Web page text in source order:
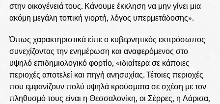
στην οικογένειά τους. Κάνουμε έκκληση να μην γίνει μια
ακόμη μεγάλη τοπική γιορτή, λόγος υπερμετάδοσης».
Όπως χαρακτηριστικά είπε ο κυβερνητικός εκπρόσωπος
συνεχίζοντας την ενημέρωση και αναφερόμενος στο
υψηλό επιδημιολογικό φορτίο, «ιδιαίτερα σε κάποιες
περιοχές αποτελεί και πηγή ανησυχίας. Τέτοιες περιοχές
που εμφανίζουν πολύ υψηλά κρούσματα σε σχέση με τον
πληθυσμό τους είναι η Θεσσαλονίκη, οι Σέρρες, η Λάρισα,